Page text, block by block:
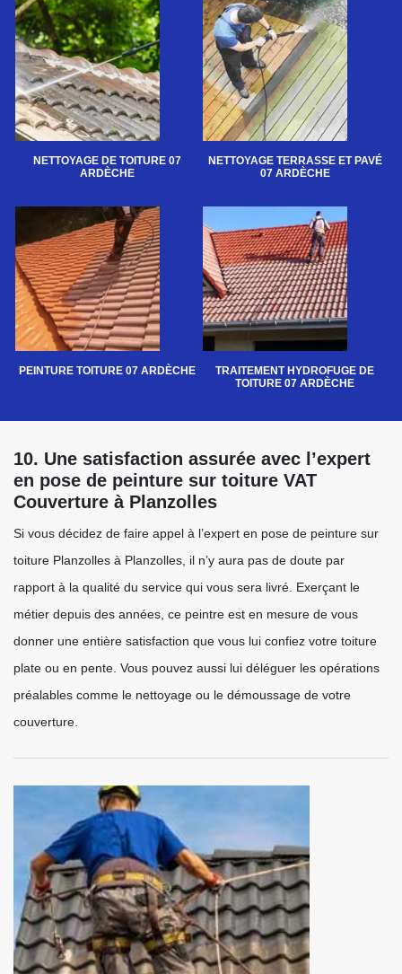
NETTOYAGE DE TOITURE 07
ARDÈCHE
NETTOYAGE TERRASSE ET PAVÉ
07 ARDÈCHE
PEINTURE TOITURE 07 ARDÈCHE
TRAITEMENT HYDROFUGE DE
TOITURE 07 ARDÈCHE
10. Une satisfaction assurée avec l’expert
en pose de peinture sur toiture VAT
Couverture à Planzolles
Si vous décidez de faire appel à l’expert en pose de peinture sur
toiture Planzolles à Planzolles, il n’y aura pas de doute par
rapport à la qualité du service qui vous sera livré. Exerçant le
métier depuis des années, ce peintre est en mesure de vous
donner une entière satisfaction que vous lui confiez votre toiture
plate ou en pente. Vous pouvez aussi lui déléguer les opérations
préalables comme le nettoyage ou le démoussage de votre
couverture.